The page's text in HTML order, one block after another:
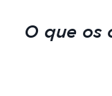
O que os